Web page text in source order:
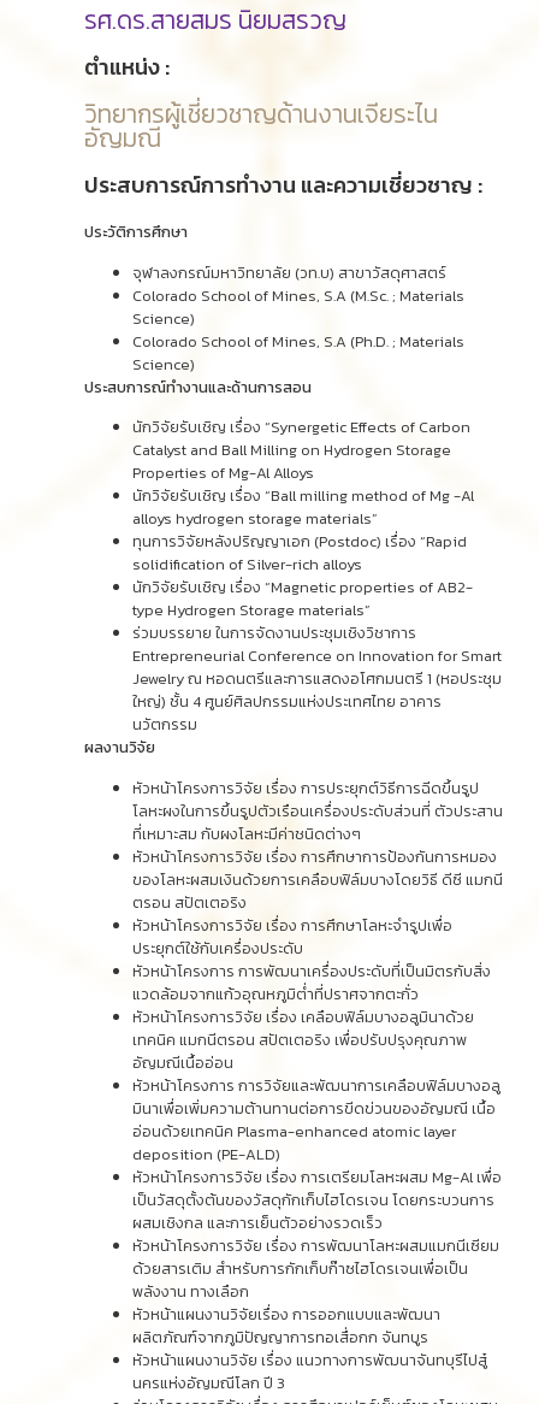
รศ.ดร.สายสมร นิยมสรวญ
ตำแหน่ง :
วิทยากรผู้เชี่ยวชาญด้านงานเจียระไน
อัญมณี
ประสบการณ์การทำงาน และความเชี่ยวชาญ :
ประวัติการศึกษา
จุฬาลงกรณ์มหาวิทยาลัย (วท.บ) สาขาวัสดุศาสตร์
Colorado School of Mines, S.A (M.Sc. ; Materials
Science)
Colorado School of Mines, S.A (Ph.D. ; Materials
Science)
ประสบการณ์ทำงานและด้านการสอน
นักวิจัยรับเชิญ เรื่อง “Synergetic Effects of Carbon
Catalyst and Ball Milling on Hydrogen Storage
Properties of Mg-Al Alloys
นักวิจัยรับเชิญ เรื่อง “Ball milling method of Mg -Al
alloys hydrogen storage materials”
ทุนการวิจัยหลังปริญญาเอก (Postdoc) เรื่อง “Rapid
solidification of Silver-rich alloys
นักวิจัยรับเชิญ เรื่อง “Magnetic properties of AB2-
type Hydrogen Storage materials”
ร่วมบรรยาย ในการจัดงานประชุมเชิงวิชาการ
Entrepreneurial Conference on Innovation for Smart
Jewelry ณ หอดนตรีและการแสดงอโศกมนตรี 1 (หอประชุม
ใหญ่) ชั้น 4 ศูนย์ศิลปกรรมแห่งประเทศไทย อาคาร
นวัตกรรม
ผลงานวิจัย
หัวหน้าโครงการวิจัย เรื่อง การประยุกต์วิธีการฉีดขึ้นรูป
โลหะผงในการขึ้นรูปตัวเรือนเครื่องประดับส่วนที่ ตัวประสาน
ที่เหมาะสม กับผงโลหะมีค่าชนิดต่างๆ
หัวหน้าโครงการวิจัย เรื่อง การศึกษาการป้องกันการหมอง
ของโลหะผสมเงินด้วยการเคลือบฟิล์มบางโดยวิธี ดีซี แมกนี
ตรอน สปัตเตอริง
หัวหน้าโครงการวิจัย เรื่อง การศึกษาโลหะจำรูปเพื่อ
ประยุกต์ใช้กับเครื่องประดับ
หัวหน้าโครงการ การพัฒนาเครื่องประดับที่เป็นมิตรกับสิ่ง
แวดล้อมจากแก้วอุณหภูมิต่ำที่ปราศจากตะกั่ว
หัวหน้าโครงการวิจัย เรื่อง เคลือบฟิล์มบางอลูมินาด้วย
เทคนิค แมกนีตรอน สปัตเตอริง เพื่อปรับปรุงคุณภาพ
อัญมณีเนื้ออ่อน
หัวหน้าโครงการ การวิจัยและพัฒนาการเคลือบฟิล์มบางอลู
มินาเพื่อเพิ่มความต้านทานต่อการขีดข่วนของอัญมณี เนื้อ
อ่อนด้วยเทคนิค Plasma-enhanced atomic layer
deposition (PE-ALD)
หัวหน้าโครงการวิจัย เรื่อง การเตรียมโลหะผสม Mg-Al เพื่อ
เป็นวัสดุตั้งต้นของวัสดุกักเก็บไฮโดรเจน โดยกระบวนการ
ผสมเชิงกล และการเย็นตัวอย่างรวดเร็ว
หัวหน้าโครงการวิจัย เรื่อง การพัฒนาโลหะผสมแมกนีเซียม
ด้วยสารเติม สำหรับการกักเก็บก๊าซไฮโดรเจนเพื่อเป็น
พลังงาน ทางเลือก
หัวหน้าแผนงานวิจัยเรื่อง การออกแบบและพัฒนา
ผลิตภัณฑ์จากภูมิปัญญาการทอเสื่อกก จันทบูร
หัวหน้าแผนงานวิจัย เรื่อง แนวทางการพัฒนาจันทบุรีไปสู๋
นครแห่งอัญมณีโลก ปี 3